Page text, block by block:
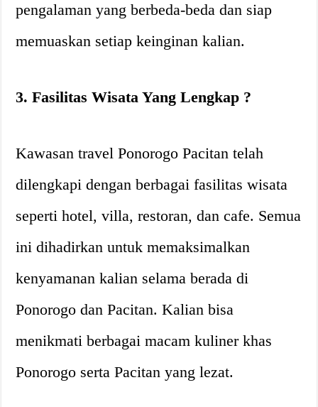
pengalaman yang berbeda-beda dan siap
memuaskan setiap keinginan kalian.
3. Fasilitas Wisata Yang Lengkap ?
Kawasan travel Ponorogo Pacitan telah
dilengkapi dengan berbagai fasilitas wisata
seperti hotel, villa, restoran, dan cafe. Semua
ini dihadirkan untuk memaksimalkan
kenyamanan kalian selama berada di
Ponorogo dan Pacitan. Kalian bisa
menikmati berbagai macam kuliner khas
Ponorogo serta Pacitan yang lezat.